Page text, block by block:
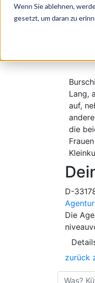
Wenn Sie ablehnen,
gesetzt, um daran zu
zurück
Lang,
auf,
die
D-
Die
zurück
Künstler, Zelte, Bands,